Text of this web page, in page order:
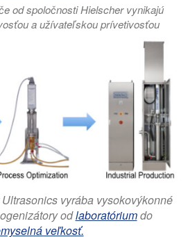
od spoločnosti Hielscher vynikajú
a užívateľskou prívetivosťou
vyrába vysokovýkonné
odlaboratóriumdo
veľkosť.